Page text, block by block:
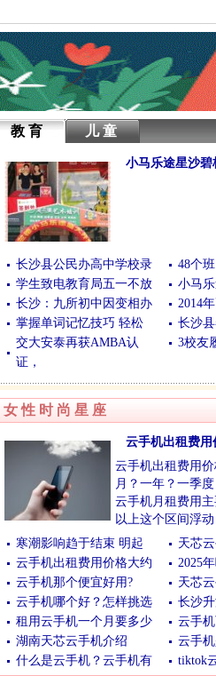
教育 儿童
小马乐途星沙碧
长沙县公民办高中学校录
学生致电教育局五一不放
长沙：九所初中因变相办
掌握单词记忆技巧 轻松
交大安泰再获AMBA认
证，
48个
小马
2014
长沙
3校友
湖南整形网 | 长沙美容 | 耳部整形 |
激
女性时尚星座
云手机出租费用
云手机出租费用
月？一年？一季
云手机月租费用
以上这个区间浮
和配置需求。
基础配置（12-30
(12/08/2025 16:39:01)
寒潮影响趋于结束 明起
云手机出租费用价格大约
云手机那个便宜好用?
云手机哪个好？怎样挑选
租用云手机一个月要多少
湖南天芯云手机介绍
什么是云手机？云手机有
天芯
2025
天芯
长沙
云手
云手
tiktok